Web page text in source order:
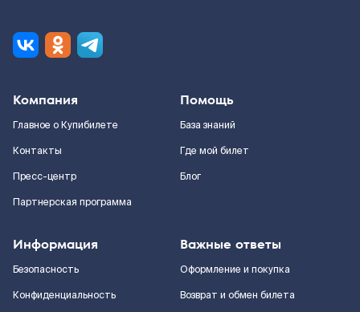
Компания
Главное о Купибилете
Контакты
Пресс-центр
Партнерская программа
Помощь
База знаний
Где мой билет
Блог
Информация
Безопасность
Конфиденциальность
Важные ответы
Оформление и покупка
Возврат и обмен билета